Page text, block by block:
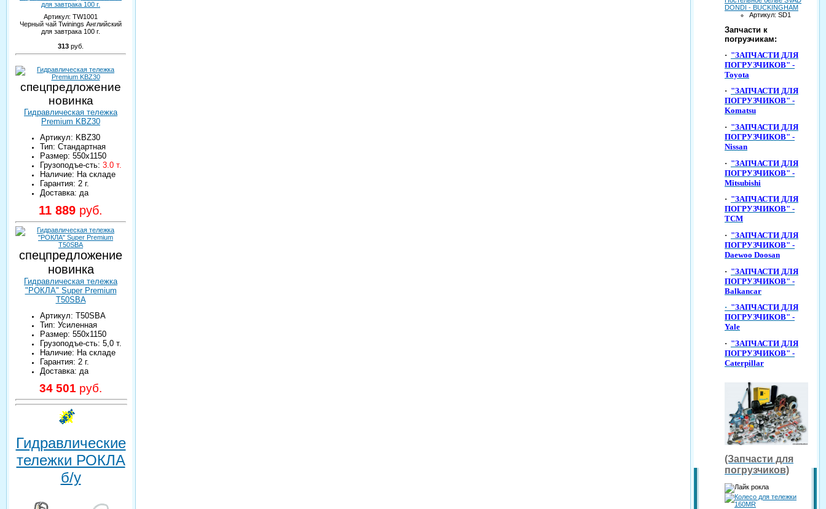
для завтрака 100 г.
Артикул: TW1001
Черный чай Twinings Английский
для завтрака 100 г.
313 руб.
спецпредложение
новинка
Гидравлическая тележка
Premium KBZ30
Артикул: KBZ30
Тип: Стандартная
Размер: 550х1150
Грузоподъе-сть: 3.0 т.
Наличие: На складе
Гарантия: 2 г.
Доставка: да
11 889 руб.
спецпредложение
новинка
Гидравлическая тележка
"РОКЛА" Super Premium
T50SBA
Артикул: T50SBA
Тип: Усиленная
Размер: 550х1150
Грузоподъе-сть: 5,0 т.
Наличие: На складе
Гарантия: 2 г.
Доставка: да
34 501 руб.
Гидравлические
тележки РОКЛА
б/у
DONDI - BUCKINGHAM
Артикул: SD1
Запчасти к
погрузчикам:
· "ЗАПЧАСТИ ДЛЯ
ПОГРУЗЧИКОВ" -
Toyota
· "ЗАПЧАСТИ ДЛЯ
ПОГРУЗЧИКОВ" -
Komatsu
· "ЗАПЧАСТИ ДЛЯ
ПОГРУЗЧИКОВ" -
Nissan
· "ЗАПЧАСТИ ДЛЯ
ПОГРУЗЧИКОВ" -
Mitsubishi
· "ЗАПЧАСТИ ДЛЯ
ПОГРУЗЧИКОВ" -
TCM
· "ЗАПЧАСТИ ДЛЯ
ПОГРУЗЧИКОВ" -
Daewoo Doosan
· "ЗАПЧАСТИ ДЛЯ
ПОГРУЗЧИКОВ" -
Balkancar
· "ЗАПЧАСТИ ДЛЯ
ПОГРУЗЧИКОВ" -
Yale
· "ЗАПЧАСТИ ДЛЯ
ПОГРУЗЧИКОВ" -
Caterpillar
(Запчасти для
погрузчиков)